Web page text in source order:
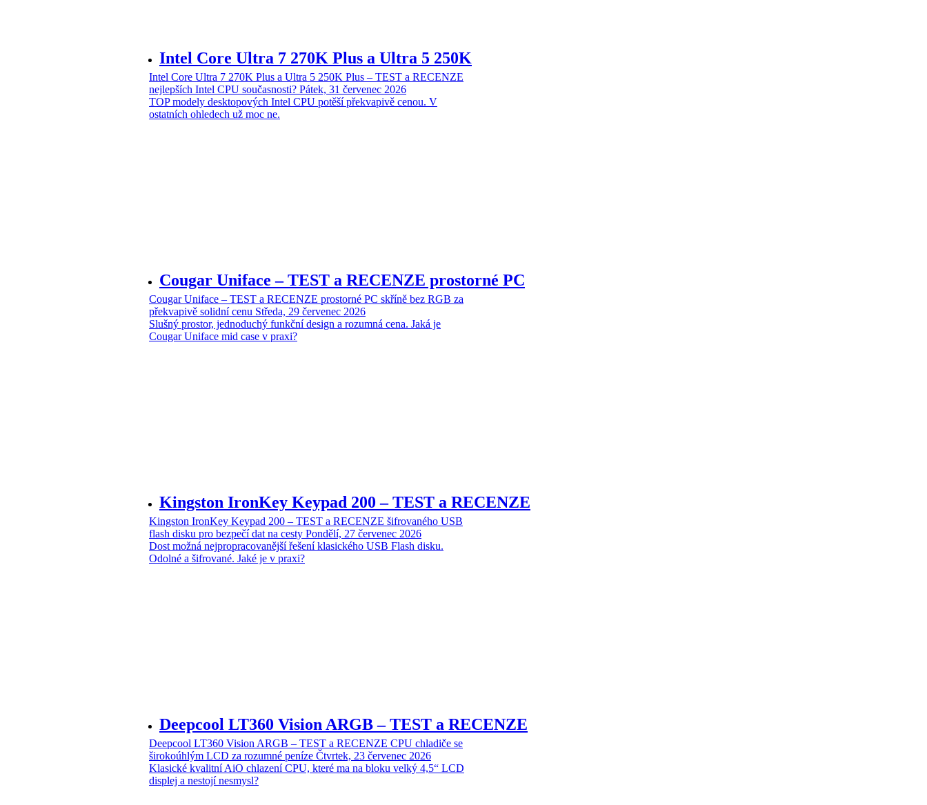
Intel Core Ultra 7 270K Plus a Ultra 5 250K
Intel Core Ultra 7 270K Plus a Ultra 5 250K Plus – TEST a RECENZE
nejlepších Intel CPU současnosti? Pátek, 31 červenec 2026
TOP modely desktopových Intel CPU potěší překvapivě cenou. V
ostatních ohledech už moc ne.
Cougar Uniface – TEST a RECENZE prostorné PC
Cougar Uniface – TEST a RECENZE prostorné PC skříně bez RGB za
překvapivě solidní cenu Středa, 29 červenec 2026
Slušný prostor, jednoduchý funkční design a rozumná cena. Jaká je
Cougar Uniface mid case v praxi?
Kingston IronKey Keypad 200 – TEST a RECENZE
Kingston IronKey Keypad 200 – TEST a RECENZE šifrovaného USB
flash disku pro bezpečí dat na cesty Pondělí, 27 červenec 2026
Dost možná nejpropracovanější řešení klasického USB Flash disku.
Odolné a šifrované. Jaké je v praxi?
Deepcool LT360 Vision ARGB – TEST a RECENZE
Deepcool LT360 Vision ARGB – TEST a RECENZE CPU chladiče se
širokoúhlým LCD za rozumné peníze Čtvrtek, 23 červenec 2026
Klasické kvalitní AiO chlazení CPU, které ma na bloku velký 4,5“ LCD
displej a nestojí nesmysl?